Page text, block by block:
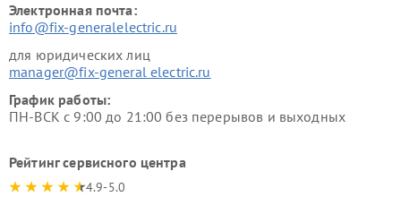
Электронная почта:
info@fix-generalelectric.ru
для юридических лиц
manager@fix-general electric.ru
График работы:
ПН-ВСК с 9:00 до 21:00 без перерывов и выходных
Рейтинг сервисного центра
4.9-5.0